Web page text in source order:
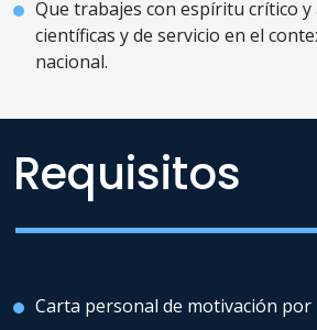
Que trabajes con espíritu crítico y
científicas y de servicio en el
nacional.
Carta personal de motivación por
Requisitos